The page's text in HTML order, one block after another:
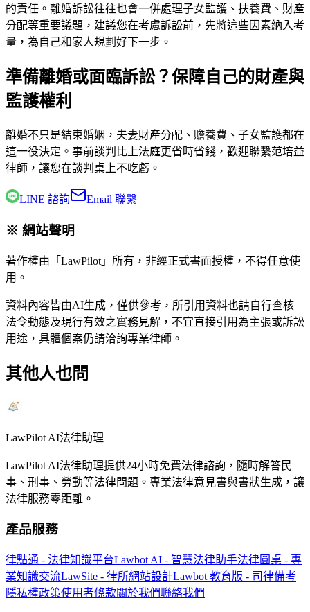
的責任。離婚訴訟往往也會一併處理子女監護、扶養費、財產
分配等重要議題，建議您在考慮訴訟前，先將這些因素納入考
量，為自己和家人規劃好下一步。
準備離婚或面臨訴訟？保障自己的財產與
監護權利
離婚不只是結束婚姻，夫妻財產分配、贍養費、子女監護都在
這一役決定。事前談判比上法庭更省時省錢，歡迎聯繫范培益
律師 ，讓您在談判桌上不吃虧。
LINE 諮詢 Email 聯繫
※ 網站聲明
著作權由「LawPilot」所有，非經正式書面授權，不得任意使
用。
資料內容皆由AI生成，僅供參考，所引用資料也請自行查核
法令動態及現行有效之實務見解，不宜直接引用為主張或訴訟
用途，具體個案仍請洽詢專業律師。
其他人也問
LawPilot AI法律助理
LawPilot AI法律助理提供24小時免費法律諮詢，隨時解答民
事、刑事、勞動等法律問題。專業法律意見書與書狀生成，讓
法律服務零距離。
產品服務
律點通 - 法律知識平台Lawbot AI - 智慧法律助手法律圓桌 - 專
業知識交流LawSite - 律所網站設計Lawbot 教育版 - 司律備考
隱私權政策使用者條款關於我們聯絡我們